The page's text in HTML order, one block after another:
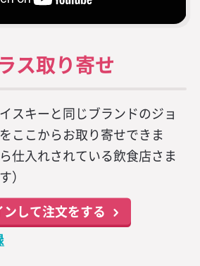
ス取り寄せ
スキーと同じブランドのジョ
ここからお取り寄せできま
仕入れされている飲食店さま
）
ンして注文をする